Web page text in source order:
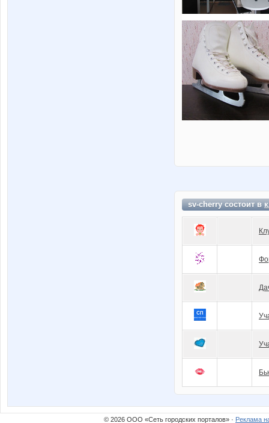
sv-cherry состоит в
© 2026 ООО «Сеть городских порталов» · Реклама